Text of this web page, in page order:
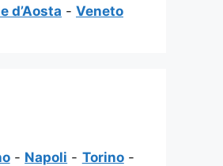
d’Aosta - Veneto
- Napoli - Torino-